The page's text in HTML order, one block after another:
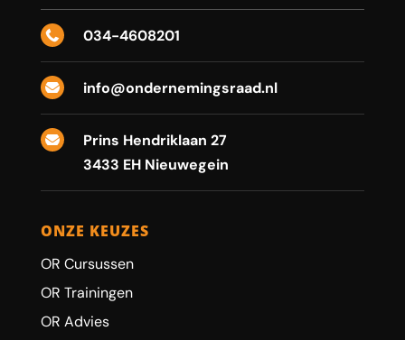
 034-4608201
 info@ondernemingsraad.nl

Prins Hendriklaan 27
3433 EH Nieuwegein
ONZE KEUZES
OR Cursussen
OR Trainingen
OR Advies